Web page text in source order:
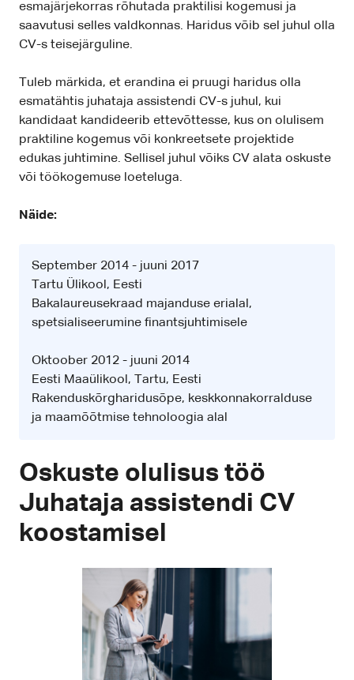
esmajärjekorras rõhutada praktilisi kogemusi ja
saavutusi selles valdkonnas. Haridus võib sel juhul olla
CV-s teisejärguline.
Tuleb märkida, et erandina ei pruugi haridus olla
esmatähtis juhataja assistendi CV-s juhul, kui
kandidaat kandideerib ettevõttesse, kus on olulisem
praktiline kogemus või konkreetsete projektide
edukas juhtimine. Sellisel juhul võiks CV alata oskuste
või töökogemuse loeteluga.
Näide:
September 2014 - juuni 2017
Tartu Ülikool, Eesti
Bakalaureusekraad majanduse erialal,
spetsialiseerumine finantsjuhtimisele
Oktoober 2012 - juuni 2014
Eesti Maaülikool, Tartu, Eesti
Rakenduskõrgharidusõpe, keskkonnakorralduse
ja maamõõtmise tehnoloogia alal
Oskuste olulisus töö
Juhataja assistendi CV
koostamisel